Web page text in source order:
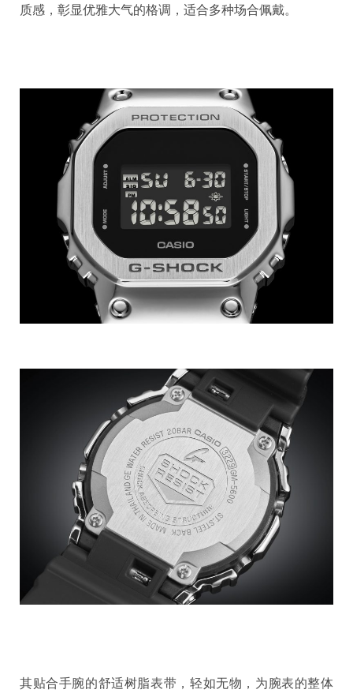
质感，彰显优雅大气的格调，适合多种场合佩戴。
其贴合手腕的舒适树脂表带，轻如无物，为腕表的整体